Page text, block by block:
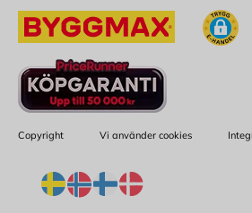
Copyright Vi använder cookies